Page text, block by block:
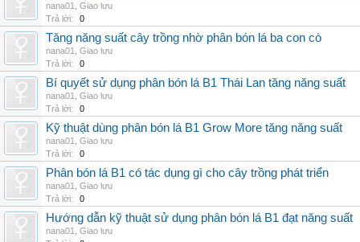
nana01
Giao lưu
Trả lời:
0
Tăng năng suất cây trồng nhờ phân bón lá ba con cò
nana01
Giao lưu
Trả lời:
0
Bí quyết sử dụng phân bón lá B1 Thái Lan tăng năng suất
nana01
Giao lưu
Trả lời:
0
Kỹ thuật dùng phân bón lá B1 Grow More tăng năng suất
nana01
Giao lưu
Trả lời:
0
Phân bón lá B1 có tác dụng gì cho cây trồng phát triển
nana01
Giao lưu
Trả lời:
0
Hướng dẫn kỹ thuật sử dụng phân bón lá B1 đạt năng suất
nana01
Giao lưu